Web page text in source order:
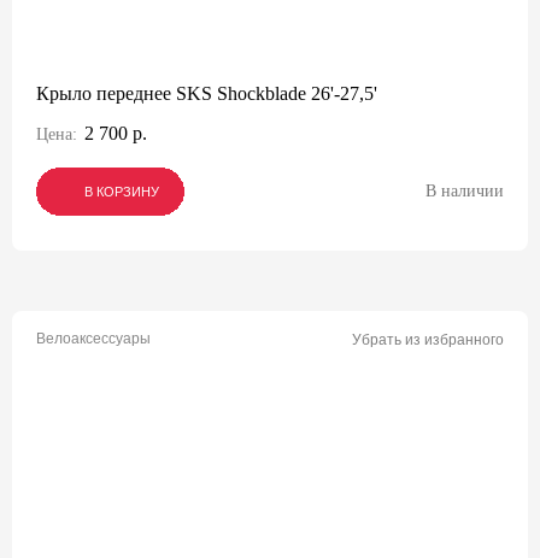
Крыло переднее SKS Shockblade 26'-27,5'
Цена: 2 700 р.
В КОРЗИНУ
В КОРЗИНУ
В КОРЗИНУ В наличии
Велоаксессуары Убрать из избранного